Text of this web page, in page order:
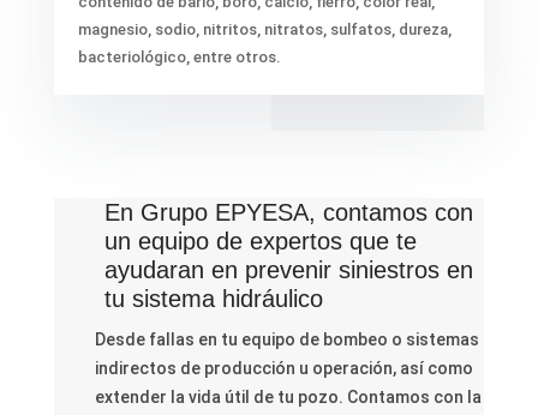
magnesio, sodio, nitritos, nitratos, sulfatos, dureza,
bacteriológico, entre otros.
En Grupo EPYESA, contamos con
un equipo de expertos que te
ayudaran en prevenir siniestros en
tu sistema hidráulico
Desde fallas en tu equipo de bombeo o sistemas
indirectos de producción u operación, así como
extender la vida útil de tu pozo. Contamos con la